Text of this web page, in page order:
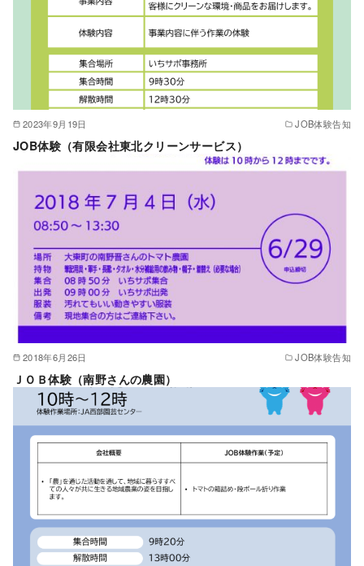
2023年9月19日 JOB体験告知
JOB体験（有限会社東北クリーンサービス）
2018年6月26日 JOB体験告知
ＪＯＢ体験（南野さんの農園）